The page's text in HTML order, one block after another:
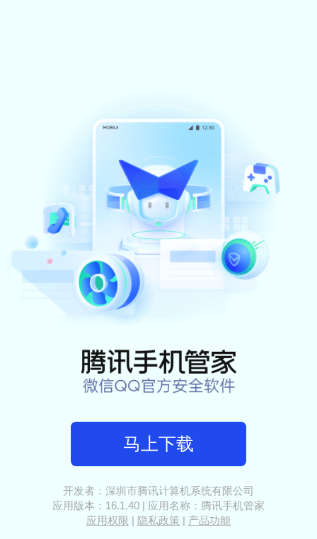
开发者：深圳市腾讯计算机系统有限公司
应用版本： 16.1.40| 应用名称：腾讯手机管家
应用权限 | 隐私政策 | 产品功能
马上下载